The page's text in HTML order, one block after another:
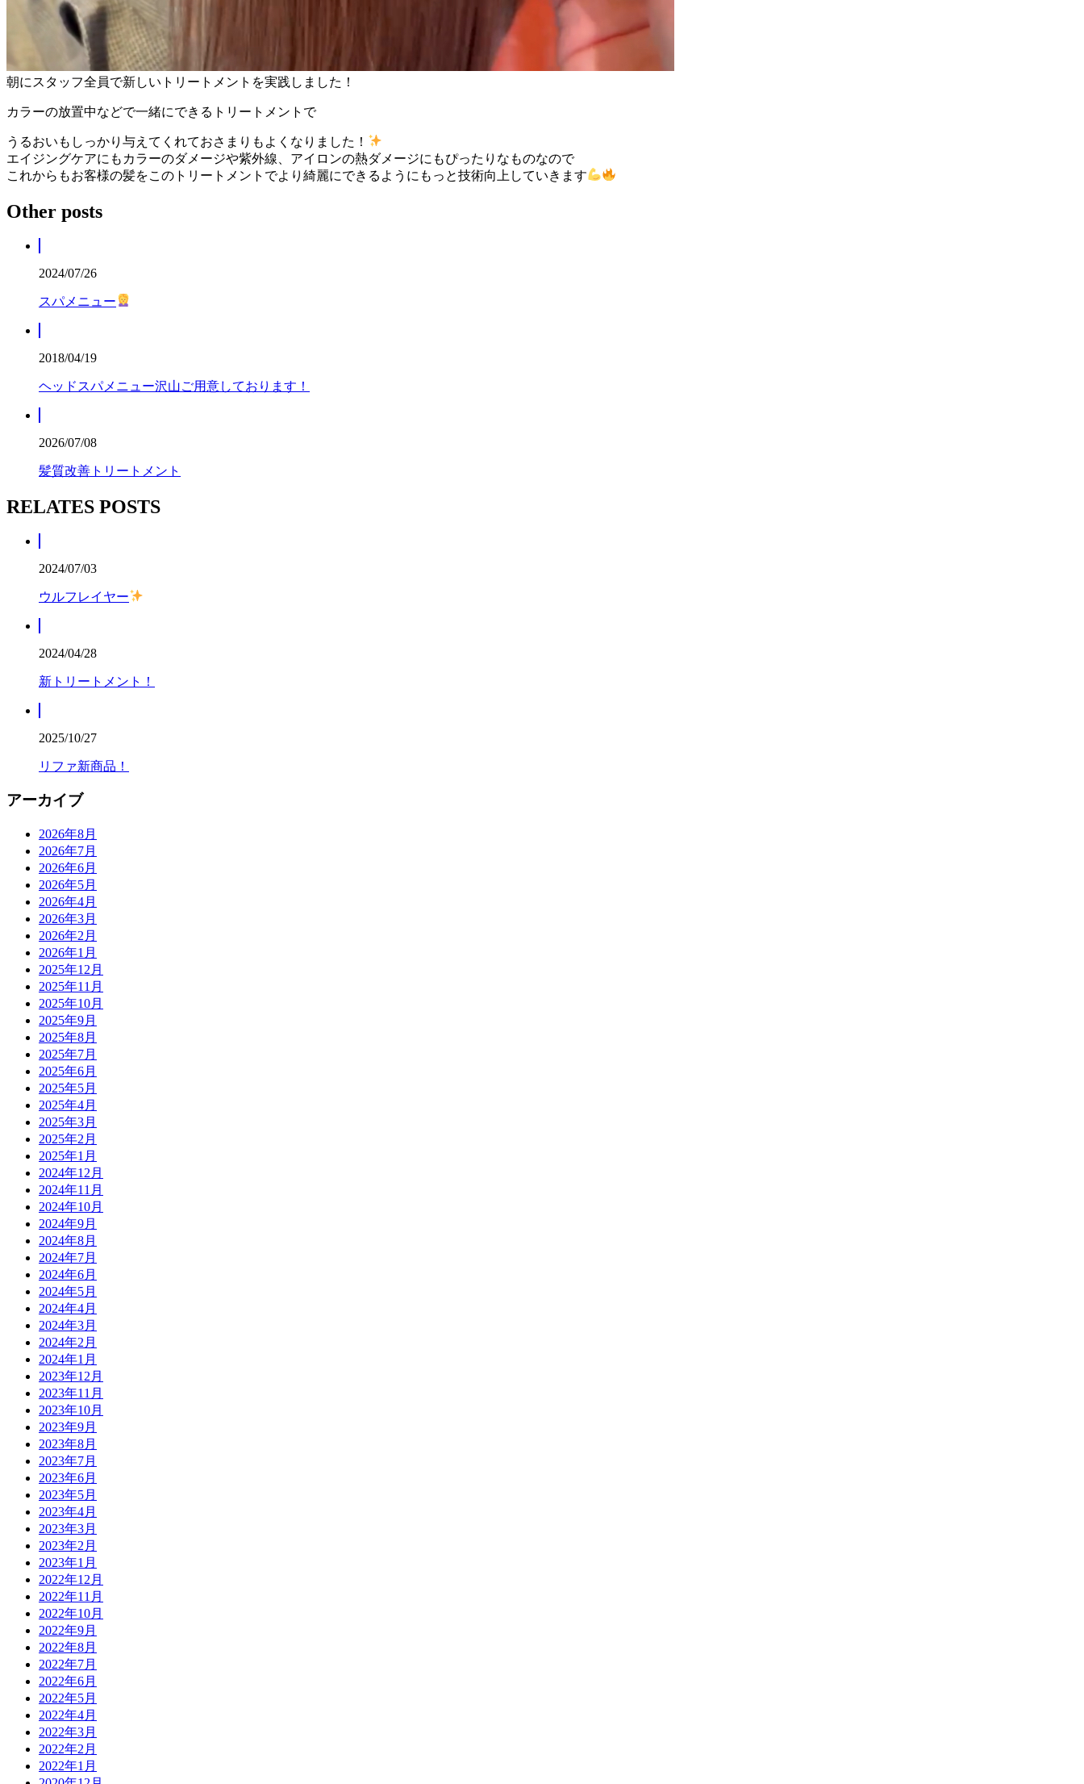
朝にスタッフ全員で新しいトリートメントを実践しました！
カラーの放置中などで一緒にできるトリートメントで
うるおいもしっかり与えてくれておさまりもよくなりました！
エイジングケアにもカラーのダメージや紫外線、アイロンの熱ダメージにもぴったりなものなので
これからもお客様の髪をこのトリートメントでより綺麗にできるようにもっと技術向上していきます
Other posts
2024/07/26
スパメニュー
2018/04/19
ヘッドスパメニュー沢山ご用意しております！
2026/07/08
髪質改善トリートメント
RELATES POSTS
2024/07/03
ウルフレイヤー
2024/04/28
新トリートメント！
2025/10/27
リファ新商品！
アーカイブ
2026年8月
2026年7月
2026年6月
2026年5月
2026年4月
2026年3月
2026年2月
2026年1月
2025年12月
2025年11月
2025年10月
2025年9月
2025年8月
2025年7月
2025年6月
2025年5月
2025年4月
2025年3月
2025年2月
2025年1月
2024年12月
2024年11月
2024年10月
2024年9月
2024年8月
2024年7月
2024年6月
2024年5月
2024年4月
2024年3月
2024年2月
2024年1月
2023年12月
2023年11月
2023年10月
2023年9月
2023年8月
2023年7月
2023年6月
2023年5月
2023年4月
2023年3月
2023年2月
2023年1月
2022年12月
2022年11月
2022年10月
2022年9月
2022年8月
2022年7月
2022年6月
2022年5月
2022年4月
2022年3月
2022年2月
2022年1月